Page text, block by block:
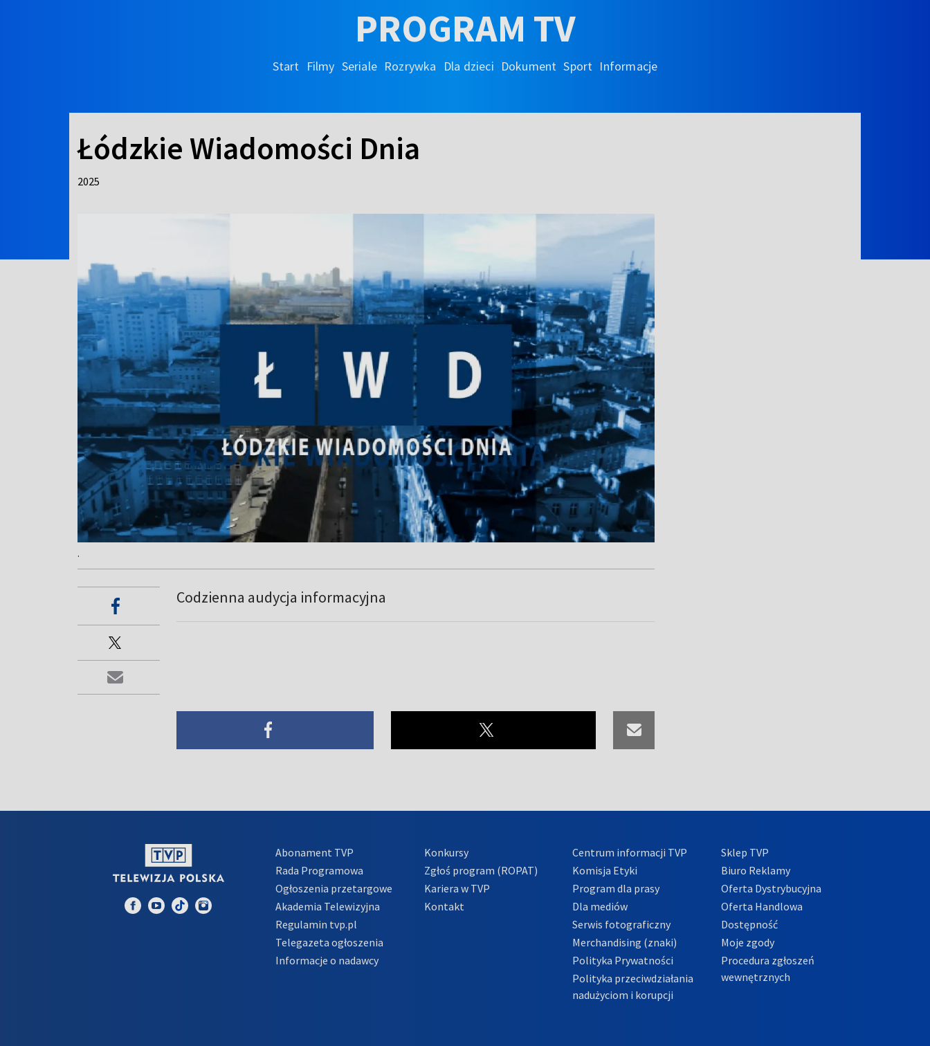
PROGRAM TV
Start Filmy Seriale Rozrywka Dla dzieci Dokument Sport Informacje
Łódzkie Wiadomości Dnia
2025
.
Codzienna audycja informacyjna
Abonament TVP
Rada Programowa
Ogłoszenia przetargowe
Akademia Telewizyjna
Regulamin tvp.pl
Telegazeta ogłoszenia
Informacje o nadawcy
Konkursy
Zgłoś program (ROPAT)
Kariera w TVP
Kontakt
Centrum informacji TVP
Komisja Etyki
Program dla prasy
Dla mediów
Serwis fotograficzny
Merchandising (znaki)
Polityka Prywatności
Polityka przeciwdziałania
nadużyciom i korupcji
Sklep TVP
Biuro Reklamy
Oferta Dystrybucyjna
Oferta Handlowa
Dostępność
Moje zgody
Procedura zgłoszeń
wewnętrznych